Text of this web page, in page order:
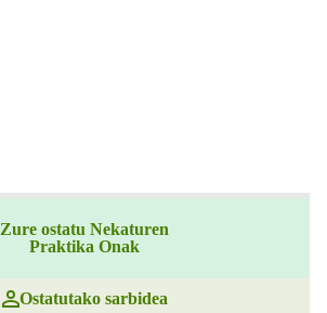
Zure ostatu Nekaturen
Praktika Onak
Ostatutako sarbidea